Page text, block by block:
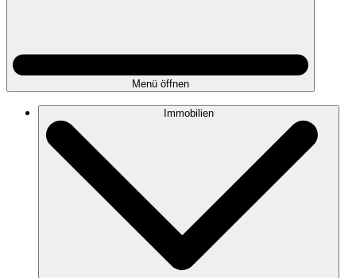
Menü öffnen
Immobilien